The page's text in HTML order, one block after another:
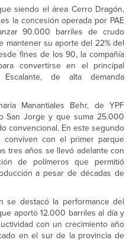
siendo el área Cerro Dragón,
la concesión operada por PAE
90.000 barriles de crudo
mantener su aporte del 22% del
fines de los 90, la compañía
convertirse en el principal
de alta demanda
Manantiales Behr, de YPF
San Jorge y que suma 25.000
convencional. En este segundo
conviven con el primer parque
tres años se llevó adelante con
de polímeros que permitió
a pesar de décadas de
se destacó la performance del
aportó 12.000 barriles al día y
con un crecimiento año
en el sur de la provincia de